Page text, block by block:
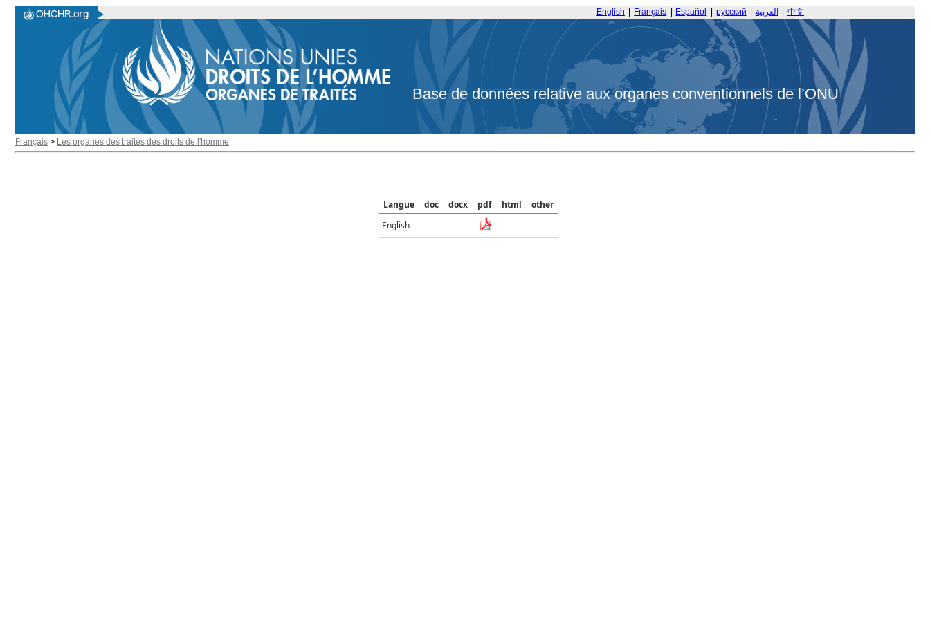
English Français Español русский العربية 中文
Base de données relative aux organes conventionnels de l’ONU
Français > Les organes des traités des droits de l'homme
Langue doc docx pdf html
other
English